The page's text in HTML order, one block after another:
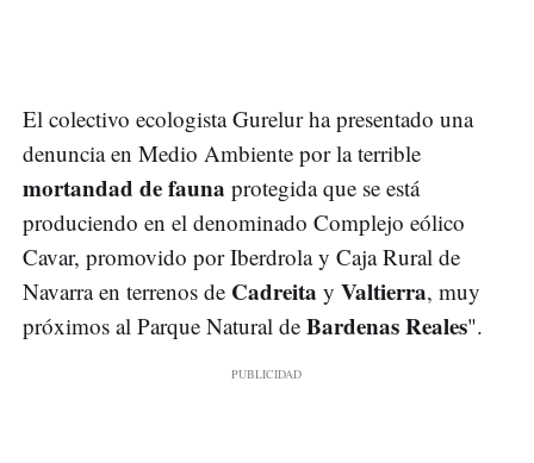
El colectivo ecologista Gurelur ha presentado una
denuncia en Medio Ambiente por la terrible
mortandad de fauna protegida que se está
produciendo en el denominado Complejo eólico
Cavar, promovido por Iberdrola y Caja Rural de
Navarra en terrenos de Cadreita y Valtierra, muy
próximos al Parque Natural de Bardenas Reales".